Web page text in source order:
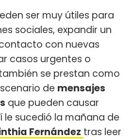
ser muy útiles para
sociales, expandir un
con nuevas
casos urgentes o
se prestan como
de mensajes
que pueden causar
le sucedió la mañana de
Fernández tras leer